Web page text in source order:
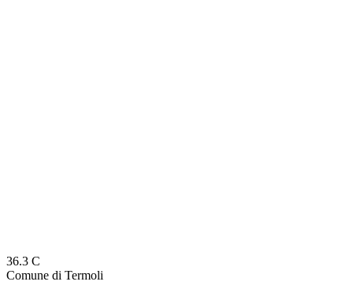
36.3 C
Comune di Termoli